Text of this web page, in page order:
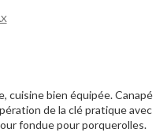
cuisine bien équipée. Canapé
de la clé pratique avec
fondue pour porquerolles.